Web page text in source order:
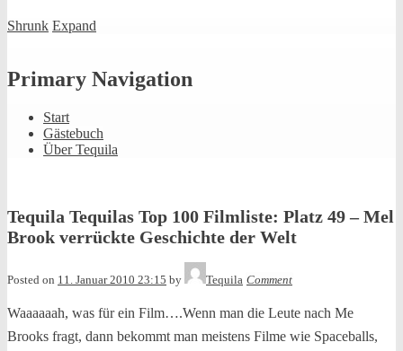
Shrunk Expand
Primary Navigation
Start
Gästebuch
Über Tequila
Tequila Tequilas Top 100 Filmliste: Platz 49 – Mel
Brook verrückte Geschichte der Welt
Posted on 11. Januar 2010 23:15 by Tequila Comment
Waaaaaah, was für ein Film….Wenn man die Leute nach Me
Brooks fragt, dann bekommt man meistens Filme wie Spaceballs,